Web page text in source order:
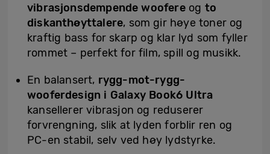
vibrasjonsdempende woofereog to
diskanthøyttalere, som gir høye toner og
kraftig bass for skarp og klar lyd som fyller
rommet – perfekt for film, spill og musikk.
En balansert, rygg-mot-rygg-
wooferdesign i Galaxy Book6 Ultra
kansellerer vibrasjon og reduserer
forvrengning, slik at lyden forblir ren og
PC-en stabil, selv ved høy lydstyrke.